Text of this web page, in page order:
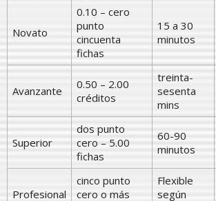
Novato
0.10 – cero
punto
cincuenta
fichas
15 a 30
minutos
Avanzante
0.50 – 2.00
créditos
treinta-
sesenta
mins
Superior
dos punto
cero – 5.00
fichas
60-90
minutos
Profesional
cinco punto
cero o más
Flexible
según